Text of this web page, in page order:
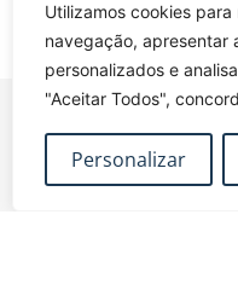
Utilizamos cookies
navegação, apresentar
personalizados e
"Aceitar Todos",
Personalizar